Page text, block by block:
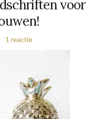
voor
1 reactie